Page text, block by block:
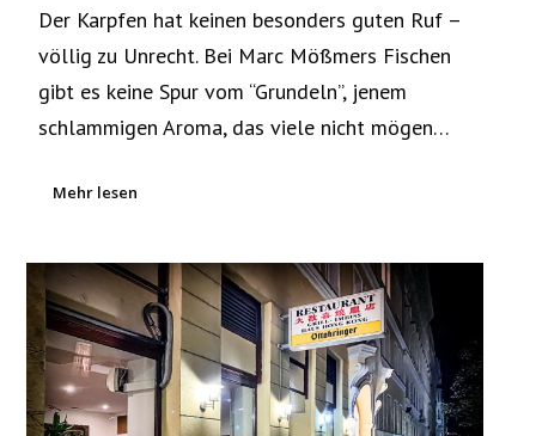
Der Karpfen hat keinen besonders guten Ruf –
völlig zu Unrecht. Bei Marc Mößmers Fischen
gibt es keine Spur vom “Grundeln”, jenem
schlammigen Aroma, das viele nicht mögen…
Mehr lesen